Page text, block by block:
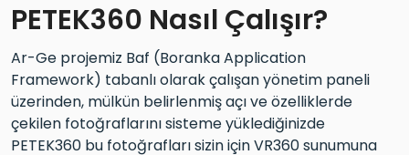
PETEK360 Nasıl Çalışır?
Ar-Ge projemiz Baf (Boranka Application
Framework) tabanlı olarak çalışan yönetim paneli
üzerinden, mülkün belirlenmiş açı ve özelliklerde
çekilen fotoğraflarını sisteme yüklediğinizde
PETEK360 bu fotoğrafları sizin için VR360 sunumuna